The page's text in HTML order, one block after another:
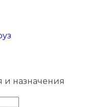
и назначения